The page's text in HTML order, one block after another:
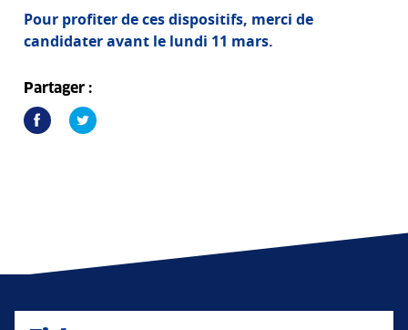
Pour profiter de ces dispositifs, merci de
candidater avant le lundi 11 mars.
Partager :